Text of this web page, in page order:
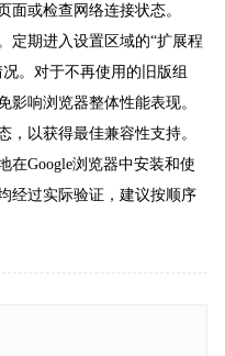
面或检查网络连接状态。
定期进入设置区域的“扩展程
。对于不再使用的旧版组
影响浏览器整体性能表现。
，以获得最佳兼容性支持。
在Google浏览器中安装和使
经过实际验证，建议按顺序